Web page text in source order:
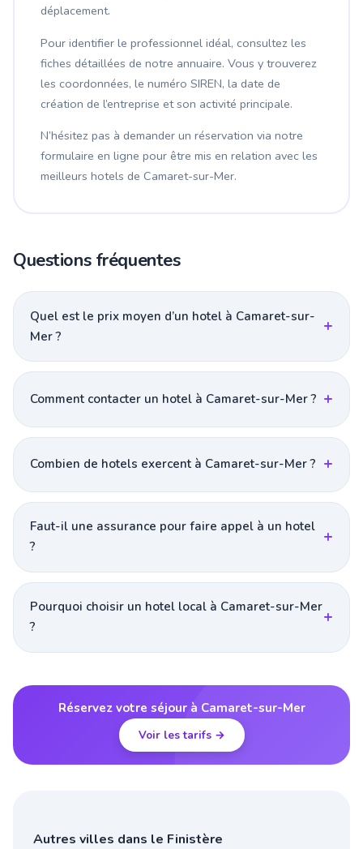
déplacement.
Pour identifier le professionnel idéal, consultez les
fiches détaillées de notre annuaire. Vous y trouverez
les coordonnées, le numéro SIREN, la date de
création de l’entreprise et son activité principale.
N’hésitez pas à demander un réservation via notre
formulaire en ligne pour être mis en relation avec les
meilleurs hotels de Camaret-sur-Mer.
Questions fréquentes
Quel est le prix moyen d’un hotel à Camaret-sur-
Mer ?
Comment contacter un hotel à Camaret-sur-Mer ?
Combien de hotels exercent à Camaret-sur-Mer ?
Faut-il une assurance pour faire appel à un hotel
?
Pourquoi choisir un hotel local à Camaret-sur-Mer
?
Réservez votre séjour à Camaret-sur-Mer
Voir les tarifs →
Autres villes dans le Finistère